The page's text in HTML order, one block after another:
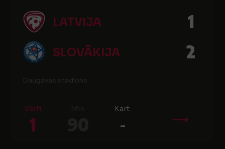
LATVIJA 1
SLOVĀKIJA 2
Daugavas stadions
Vārti
1
Kart.
-